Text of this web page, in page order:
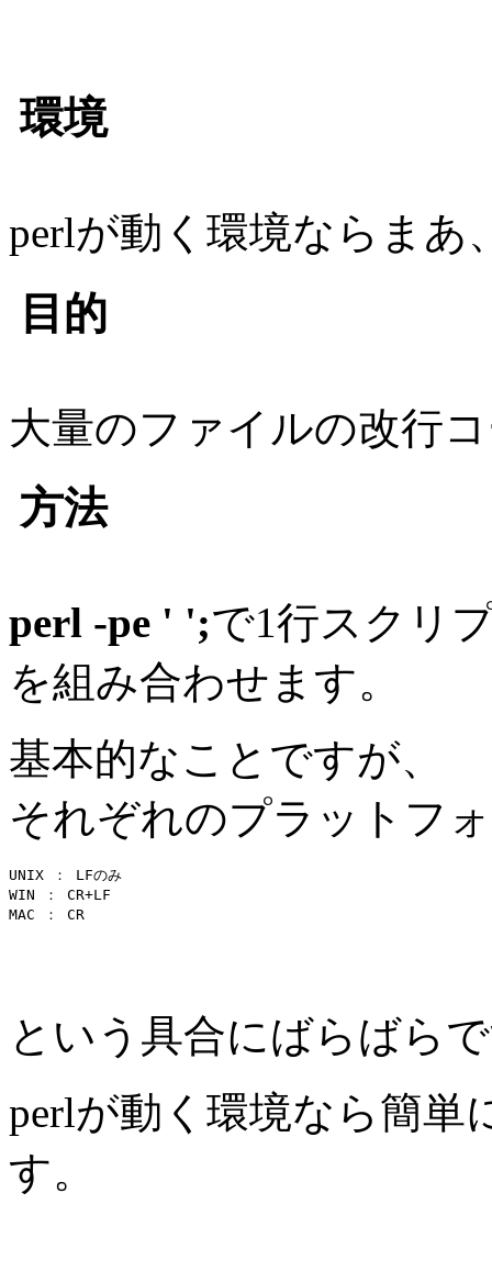
環境
perlが動く環境ならまあ
目的
大量のファイルの改行
方法
perl -pe ' ';で1行スクリ
を組み合わせます。
基本的なことですが、
それぞれのプラットフ
UNIX ： LFのみ
WIN ： CR+LF
という具合にばらばら
perlが動く環境なら簡単
す。